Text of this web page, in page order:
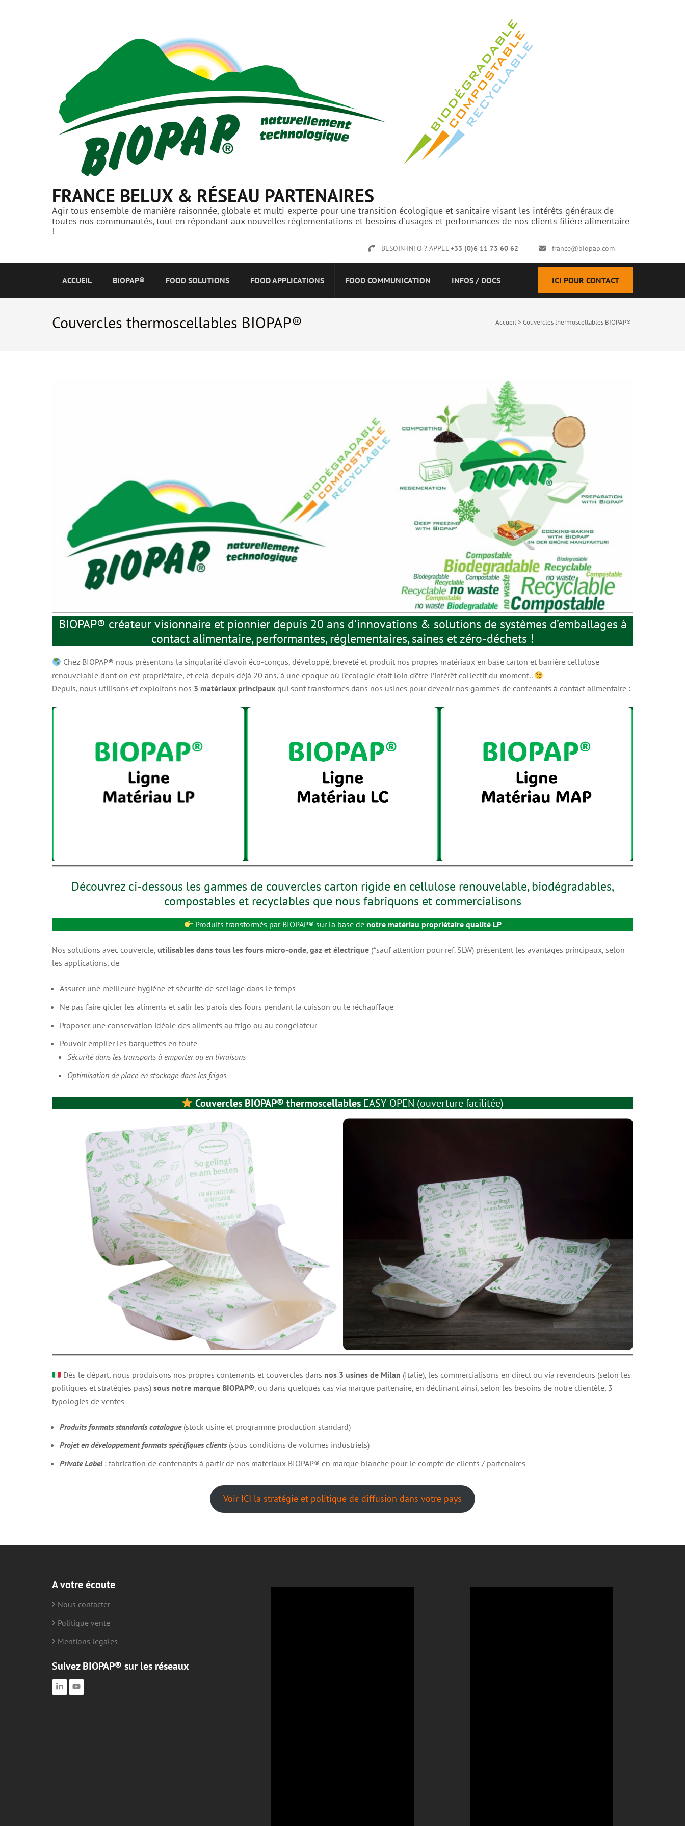
FRANCE BELUX & RÉSEAU PARTENAIRES
Agir tous ensemble de manière raisonnée, globale et multi-experte pour une transition écologique et sanitaire visant les intérêts généraux de
toutes nos communautés, tout en répondant aux nouvelles réglementations et besoins d'usages et performances de nos clients filière alimentaire
!
BESOIN INFO ? APPEL+33 (0)6 11 73 60 62 france@biopap.com
ACCUEIL BIOPAP® FOOD SOLUTIONS FOOD APPLICATIONS FOOD COMMUNICATION INFOS / DOCS ICI POUR CONTACT
Couvercles thermoscellables BIOPAP® Accueil> Couvercles thermoscellables BIOPAP®
BIOPAP® créateur visionnaire et pionnier depuis 20 ans d’innovations & solutions de systèmes d’emballages à
contact alimentaire, performantes, réglementaires, saines et zéro-déchets !
Chez BIOPAP® nous présentons la singularité d’avoir éco-conçus, développé, breveté et produit nos propres matériaux en base carton et barrière cellulose
renouvelable dont on est propriétaire, et celà depuis déjà 20 ans, à une époque où l’écologie était loin d’être l’intérêt collectif du moment..
Depuis, nous utilisons et exploitons nos 3 matériaux principaux qui sont transformés dans nos usines pour devenir nos gammes de contenants à contact alimentaire :
MATÉRIAU QUALITÉ LC
Barrière cellulosique renforcée brevetée
tenue graisses et humidité (surgélation -85°C
/ chaud au four ou micro-onde à +175°C)
MATÉRIAU QUALITÉ MAP
Barrière supplémentaire aux gaz – Pour
conditionnement sous atmosphère protectrice
ou modifiée (-85°C / +145°C)
Découvrez ci-dessous les gammes de couvercles carton rigide en cellulose renouvelable, biodégradables,
compostables et recyclables que nous fabriquons et commercialisons
Produits transformés par BIOPAP® sur la base de notre matériau propriétaire qualité LP
Nos solutions avec couvercle, utilisables dans tous les fours micro-onde, gaz et électrique (*sauf attention pour ref. SLW) présentent les avantages principaux, selon
les applications, de
Assurer une meilleure hygiène et sécurité de scellage dans le temps
Ne pas faire gicler les aliments et salir les parois des fours pendant la cuisson ou le réchauffage
Proposer une conservation idéale des aliments au frigo ou au congélateur
Pouvoir empiler les barquettes en toute
Sécurité dans les transports à emporter ou en livraisons
Optimisation de place en stockage dans les frigos
Couvercles BIOPAP® thermoscellables EASY-OPEN (ouverture facilitée)
cuisson)
Couvercles carton rigide ouverture facile en matériau LP scellable sur tous
Dès le départ, nous produisons nos propres contenants et couvercles dans nos 3 usines de Milan (Italie), les commercialisons en direct ou via revendeurs (selon les
politiques et stratégies pays) sous notre marque BIOPAP®, ou dans quelques cas via marque partenaire, en déclinant ainsi, selon les besoins de notre clientèle, 3
typologies de ventes
Produits formats standards catalogue(stock usine et programme production standard)
Projet en développement formats spécifiques clients(sous conditions de volumes industriels)
Private Label : fabrication de contenants à partir de nos matériaux BIOPAP® en marque blanche pour le compte de clients / partenaires
Voir ICI la stratégie et politique de diffusion dans votre pays
A votre écoute
Nous contacter
Politique vente
Mentions légales
Suivez BIOPAP® sur les réseaux